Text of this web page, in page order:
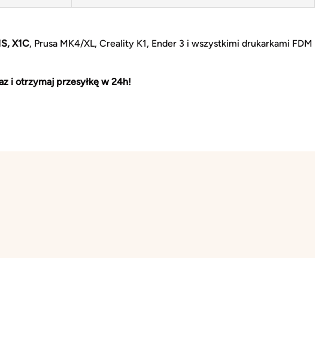
X1C, Prusa MK4/XL, Creality K1, Ender 3 i wszystkimi drukarkami FDM
i otrzymaj przesyłkę w 24h!